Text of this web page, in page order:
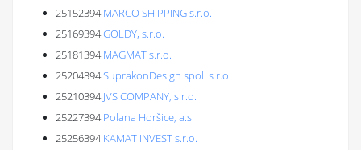
25152394 MARCO SHIPPING s.r.o.
25169394GOLDY, s.r.o.
25181394 MAGMAT s.r.o.
25204394SuprakonDesign spol. s r.o.
25210394 JVS COMPANY, s.r.o.
25227394 Polana Horšice, a.s.
25256394 KAMAT INVEST s.r.o.